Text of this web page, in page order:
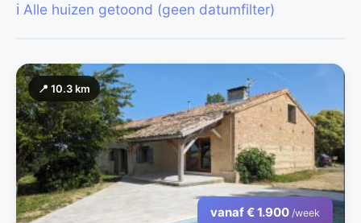
ℹ️ Alle huizen getoond (geen datumfilter)
📍 10.3 km
vanaf € 1.900 /week